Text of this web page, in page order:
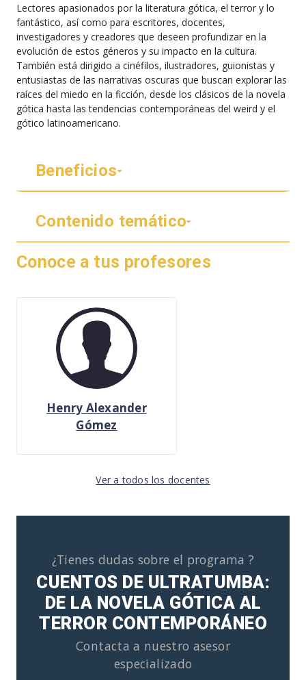
Lectores apasionados por la literatura gótica, el terror y lo
fantástico, así como para escritores, docentes,
investigadores y creadores que deseen profundizar en la
evolución de estos géneros y su impacto en la cultura.
También está dirigido a cinéfilos, ilustradores, guionistas y
entusiastas de las narrativas oscuras que buscan explorar las
raíces del miedo en la ficción, desde los clásicos de la novela
gótica hasta las tendencias contemporáneas del weird y el
gótico latinoamericano.
Beneficios
Contenido temático
Conoce a tus profesores
Henry Alexander
Gómez
Ver a todos los docentes
¿Tienes dudas sobre el programa ?
CUENTOS DE ULTRATUMBA:
DE LA NOVELA GÓTICA AL
TERROR CONTEMPORÁNEO
Contacta a nuestro asesor
especializado